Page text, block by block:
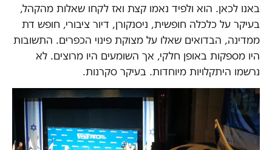
באנו לכאן. הוא ולפיד נאמו קצת ואז לקחו שאלות מהקהל,
בעיקר על כלכלה חופשית, ניסנקורן, דיור ציבורי‫, חופש דת
ממדינה‫, הבדואים שאלו על מצוקת פינוי הכפרים. התשובות
היו מספקות באופן חלקי, אך השומעים היו מרוצים. לא
נרשמו היתקלויות מיוחדות. בעיקר סקרנות.